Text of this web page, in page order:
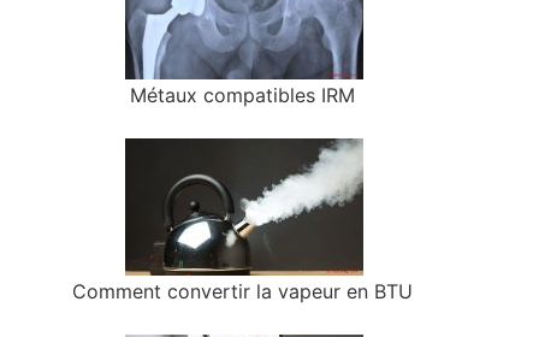
Métaux compatibles IRM
Comment convertir la vapeur en BTU